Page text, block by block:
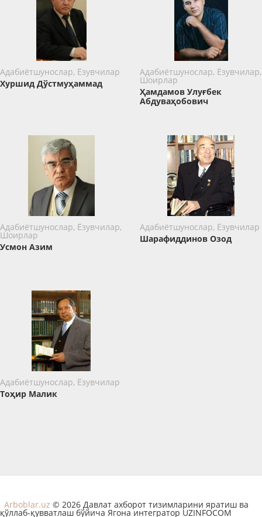
Адабиётшунослар, Ёзувчилар
Хуршид Дўстмуҳаммад
Адабиётшунослар, Ёзувчилар,
Шоирлар
Ҳамдамов Улуғбек
Абдуваҳобович
Адабиётшунослар, Ёзувчилар,
Шоирлар
Усмон Азим
Адабиётшунослар, Ёзувчилар
Шарафиддинов Озод
Адабиётшунослар, Ёзувчилар
Тоҳир Малик
Arboblar.uz © 2026 Давлат ахборот тизимларини яратиш ва
қўллаб-қувватлаш бўйича Ягона интегратор UZINFOCOM